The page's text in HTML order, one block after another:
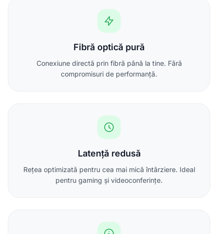
Fibră optică pură
Conexiune directă prin fibră până la tine. Fără
compromisuri de performanță.
Latență redusă
Rețea optimizată pentru cea mai mică întârziere. Ideal
pentru gaming și videoconferințe.